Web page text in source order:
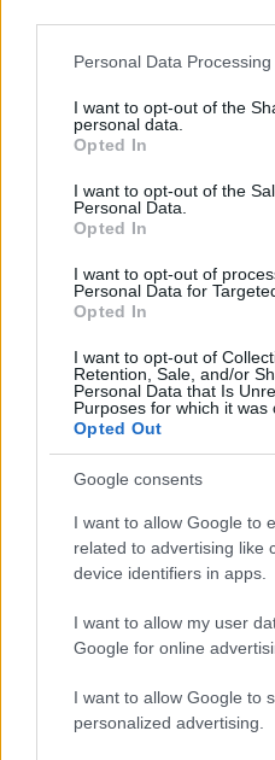
Please note that this website/
not limited to your visit or
grant or deny consent to
use your data for below
consent section.
Personal Data
I want to opt-out of the
personal data.
Opted In
I want to opt-out of the
Personal Data.
Opted In
I want to opt-out of
Personal Data for
Opted In
I want to opt-out of
Retention, Sale, and/or
Personal Data that Is
Purposes for which it was
Opted Out
Google consents
I want to allow Google to
related to advertising like
device identifiers in apps.
I want to allow my user
Google for online
I want to allow Google to
personalized advertising.
A RÓMAIAKTÓL AZ
TÁRLATVEZETÉSEK,
KÖZÖNSÉGTALÁLKOZÓ
GYŐRI RÓMER MÚZEUMBAN
Ingyenes programokkal és
hét második felére, a
– Kőtár is díjmentesen